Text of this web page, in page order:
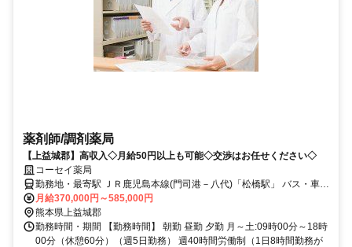
薬剤師/調剤薬局
【上益城郡】高収入◇月給50円以上も可能◇交渉はお任せください◇
コーセイ薬局
勤務地・最寄駅 ＪＲ鹿児島本線(門司港－八代)「松橋駅」 バス・車
25分
月給370,000円～585,000円
熊本県上益城郡
勤務時間・期間 【勤務時間】 朝勤 昼勤 夕勤 月～土:09時00分～18時
00分（休憩60分）（週5日勤務） 週40時間労働制（1日8時間勤務が